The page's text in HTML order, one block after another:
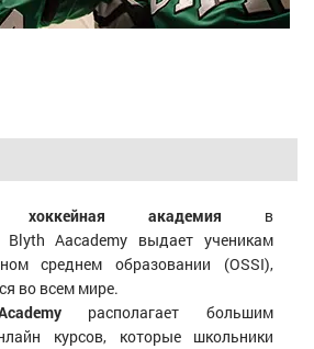
хоккейная академия в
Blyth Aacademy выдает ученикам
среднем образовании (OSSI),
во всем мире.
располагает большим
курсов, которые школьники